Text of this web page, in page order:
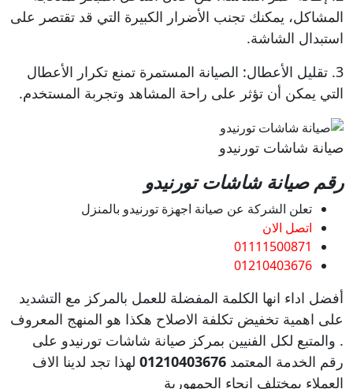
المشاكل، يمكنك تجنب الأضرار الكبيرة التي قد تقتصر على
استبدال الشاشة.
3. تقليل الأعطال: الصيانة المستمرة تمنع تكرار الأعطال
التي يمكن أن تؤثر على راحة المشاهد وتجربة المستخدم.
صيانة شاشات تورنيدو
رقم صيانة شاشات تورنيدو
تعلن الشركة عن صيانة اجهزة تورنيدو بالمنزل
اتصل الان
01111500871
01210403676
أفضل اداء انها الكلمة المفضلة للعمل بالمركز مع التشديد
على اهمية تخفيض تكلفة الاصلاح هكذا هو المنهج المعروف
. والمتبع لكل الفنيين بمركز صيانة شاشات تورنيدو على
رقم الخدمة المعتمد 01210403676 لهذا تجد لدينا الاف
العملاء بمختلف انحاء الجمهورية